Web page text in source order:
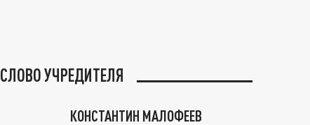
СЛОВО УЧРЕДИТЕЛЯ
КОНСТАНТИН МАЛОФЕЕВ